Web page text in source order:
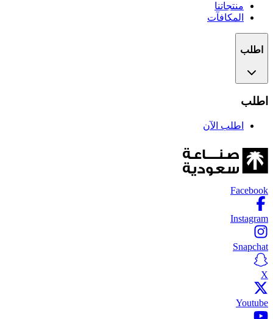
منتجاتنا
المكافآت
اطلب
اطلب
اطلب الآن
Facebook
Instagram
Snapchat
X
Youtube